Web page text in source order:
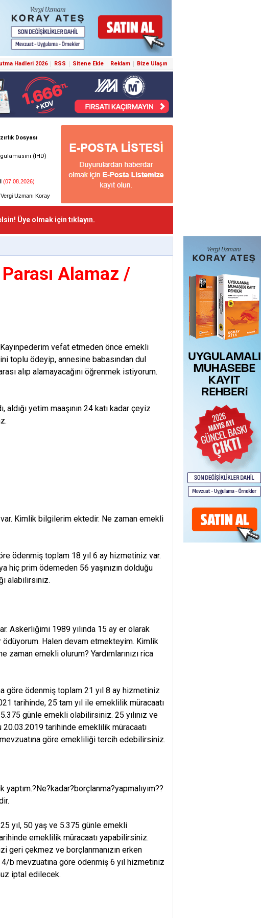
Hadleri 2026 RSS Sitene Ekle Reklam Bize Ulaşın
Üye olmak için tıklayın.
Alamaz /
vefat etmeden önce emekli
toplu ödeyip, annesine babasından dul
alıp alamayacağını öğrenmek istiyorum.
yetim maaşının 24 katı kadar çeyiz
Kimlik bilgilerim ektedir. Ne zaman emekli
ödenmiş toplam 18 yıl 6 ay hizmetiniz var.
hiç prim ödemeden 56 yaşınızın dolduğu
alabilirsiniz.
Askerliğimi 1989 yılında 15 ay er olarak
Halen devam etmekteyim. Kimlik
zaman emekli olurum? Yardımlarınızı rica
göre ödenmiş toplam 21 yıl 8 ay hizmetiniz
tarihinde, 25 tam yıl ile emeklilik müracaatı
günle emekli olabilirsiniz. 25 yılınız ve
20.03.2019 tarihinde emeklilik müracaatı
göre emekliliği tercih edebilirsiniz.
yıl, 50 yaş ve 5.375 günle emekli
emeklilik müracaatı yapabilirsiniz.
geri çekmez ve borçlanmanızın erken
b mevzuatına göre ödenmiş 6 yıl hizmetiniz
iptal edilecek.